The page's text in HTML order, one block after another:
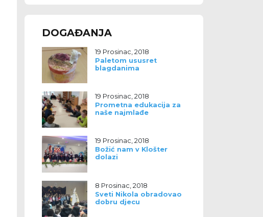
DOGAĐANJA
19 Prosinac, 2018
Paletom ususret
blagdanima
19 Prosinac, 2018
Prometna edukacija za
naše najmlađe
19 Prosinac, 2018
Božić nam v Klošter
dolazi
8 Prosinac, 2018
Sveti Nikola obradovao
dobru djecu